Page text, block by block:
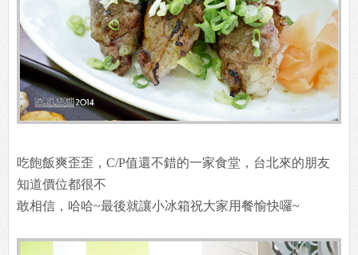
吃飽飯爽歪歪，C/P值還不錯的一家食堂，台北來的朋友
知道價位都很不
敢相信，哈哈~最後就讓小冰箱祝大家用餐愉快囉~